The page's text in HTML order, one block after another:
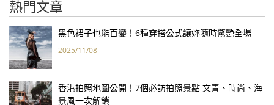
熱門文章
黑色裙子也能百變！6種穿搭公式讓妳隨時驚艷全場
2025/11/08
香港拍照地圖公開！7個必訪拍照景點 文青、時尚、海
景風一次解鎖